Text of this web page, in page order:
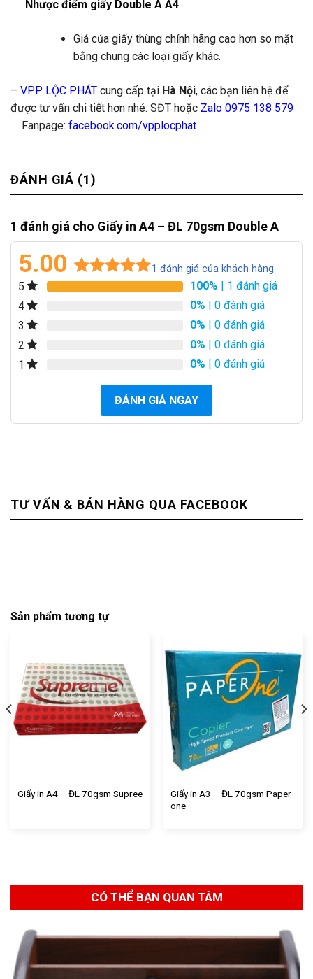
Nhược điểm giấy Double A A4
Giá của giấy thùng chính hãng cao hơn so mặt
bằng chung các loại giấy khác.
– VPP LỘC PHÁT cung cấp tại Hà Nội, các bạn liên hệ để
được tư vấn chi tiết hơn nhé: SĐT hoặc Zalo 0975 138 579
Fanpage: facebook.com/vpplocphat
ĐÁNH GIÁ (1)
1 đánh giá cho Giấy in A4 – ĐL 70gsm Double A
5.00 1 đánh giá của khách hàng
5 100% | 1 đánh giá
4
0% | 0 đánh giá
3
0% | 0 đánh giá
2
0% | 0 đánh giá
1
0% | 0 đánh giá
ĐÁNH GIÁ NGAY
TƯ VẤN & BÁN HÀNG QUA FACEBOOK
Sản phẩm tương tự
Giấy in A4 – ĐL 70gsm Supree
Giấy in A3 – ĐL 70gsm Paper
one
CÓ THỂ BẠN QUAN TÂM